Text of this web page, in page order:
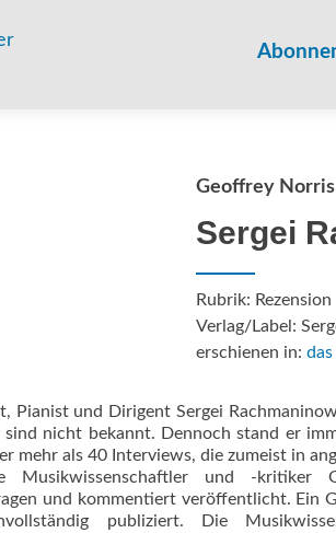
Geoffrey Norris
Sergei
Rubrik: Rezension
Verlag/Label:
erschienen in:
Pianist und Dirigent Sergei
sind nicht bekannt. Dennoch stand er
mehr als 40 Interviews, die zumeist in
Musikwissenschaftler und -
und kommentiert veröffentlicht. Ein
publiziert. Die